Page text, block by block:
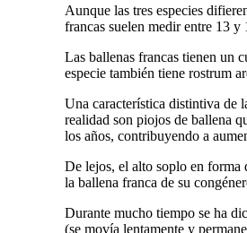
Aunque las tres especies
francas suelen medir entre 13 y
Las ballenas francas tienen un
especie también tiene rostrum
Una característica distintiva de
realidad son piojos de ballena
los años, contribuyendo a
De lejos, el alto soplo en forma
la ballena franca de su
Durante mucho tiempo se ha
(se movía lentamente y